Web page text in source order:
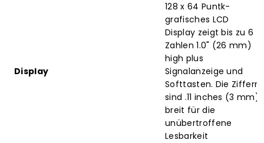
Display
128 x 64 Puntk-
grafisches LCD
Display zeigt bis zu 6
Zahlen 1.0" (26 mm)
high plus
Signalanzeige und
Softtasten. Die Ziffern
sind .11 inches (3 mm)
breit für die
unübertroffene
Lesbarkeit